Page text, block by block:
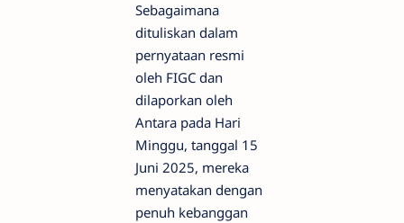
Sebagaimana
dituliskan dalam
pernyataan resmi
oleh FIGC dan
dilaporkan oleh
Antara pada Hari
Minggu, tanggal 15
Juni 2025, mereka
menyatakan dengan
penuh kebanggan